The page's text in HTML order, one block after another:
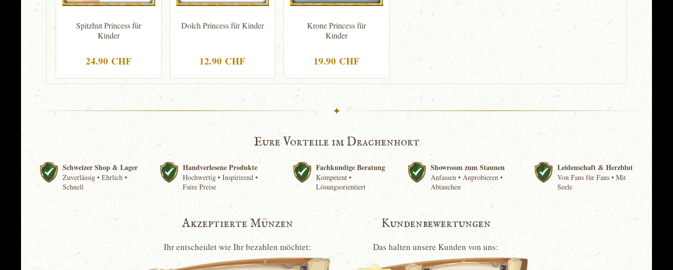
Spitzhut Princess für
Kinder
24.90 CHF
Dolch Princess für Kinder
12.90 CHF
Krone Princess für
Kinder
19.90 CHF
✦
Eure Vorteile im Drachenhort
Schweizer Shop & Lager
Zuverlässig • Ehrlich •
Schnell
Handverlesene Produkte
Hochwertig • Inspirirend •
Faire Preise
Fachkundige Beratung
Kompetent •
Lösungsorientiert
Showroom zum Staunen
Anfassen • Anprobieren •
Abtauchen
Leidenschaft & Herzblut
Von Fans für Fans • Mit
Seele
Akzeptierte Münzen
Ihr entscheidet wie Ihr bezahlen möchtet:
Kundenbewertungen
Das halten unsere Kunden von uns: